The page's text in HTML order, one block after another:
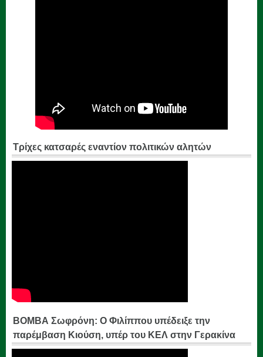
Τρίχες κατσαρές εναντίον πολιτικών αλητών
ΒΟΜΒΑ Σωφρόνη: Ο Φιλίππου υπέδειξε την
παρέμβαση Κιούση, υπέρ του ΚΕΛ στην Γερακίνα